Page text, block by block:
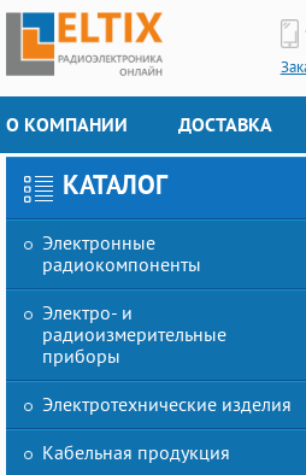
О КОМПАНИИ ДОСТАВКА
КАТАЛОГ
Электронные
радиокомпоненты
Электро- и
радиоизмерительные
приборы
Электротехнические изделия
Кабельная продукция